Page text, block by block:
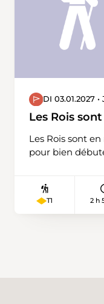
DI 03.01.2027 •
Les Rois
Les Rois sont
pour bien
T1 2 h